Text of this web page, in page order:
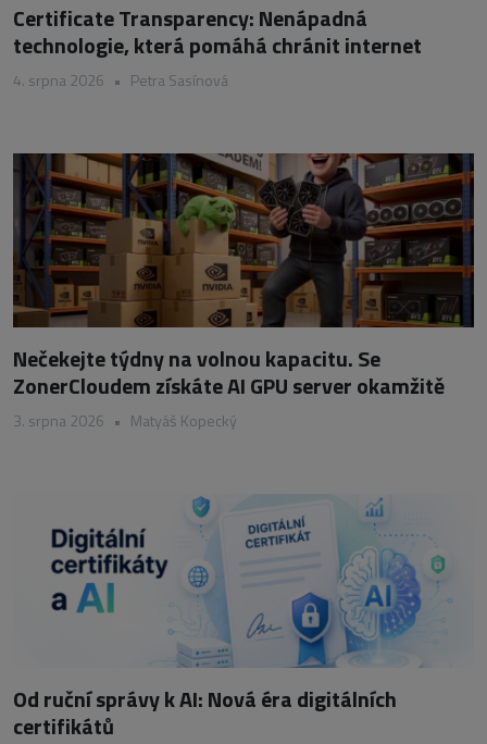
Certificate Transparency: Nenápadná
technologie, která pomáhá chránit internet
4. srpna 2026 • Petra Sasínová
Nečekejte týdny na volnou kapacitu. Se
ZonerCloudem získáte AI GPU server okamžitě
3. srpna 2026 • Matyáš Kopecký
Od ruční správy k AI: Nová éra digitálních
certifikátů